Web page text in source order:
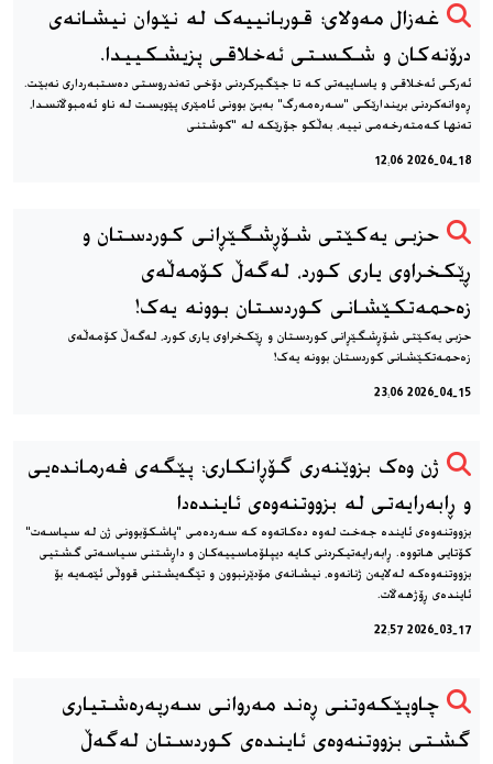
غەزال مەولای؛ قوربانییەک لە نێوان نیشانەی
درۆنەکان و شکستی ئەخلاقی پزیشکییدا.
ئەرکی ئەخلاقی و یاساییەتی کە تا جێگیرکردنی دۆخی تەندروستی دەستبەرداری نەبێت.
ڕەوانەکردنی بریندارێکی "سەرەمەرگ" بەبێ بوونی ئامێری پێویست لە ناو ئەمبوڵانسدا،
تەنها کەمتەرخەمی نییە، بەڵکو جۆرێکە لە "کوشتنی
2026-04-18 12:06
حزبی یەکێتی شۆڕشگێڕانی کوردستان و
ڕێکخراوی یاری کورد، له‌گه‌ڵ کۆمەڵەی
زەحمەتکێشانی کوردستان بوونه‌ یه‌ک!
حزبی یەکێتی شۆڕشگێڕانی کوردستان و ڕێکخراوی یاری کورد، له‌گه‌ڵ کۆمەڵەی
زەحمەتکێشانی کوردستان بوونه‌ یه‌ک!
2026-04-15 23:06
ژن وەک بزوێنەری گۆڕانکاری: پێگەی فەرماندەیی
و ڕابەرایەتی لە بزووتنەوەی ئایندەدا
بزووتنەوەی ئایندە جەخت لەوە دەکاتەوە کە سەردەمی "پاشکۆبوونی ژن لە سیاسەت"
کۆتایی هاتووە. ڕابەرایەتیکردنی کایە دیپلۆماسییەکان و داڕشتنی سیاسەتی گشتیی
بزووتنەوەکە لەلایەن ژنانەوە، نیشانەی مۆدێرنبوون و تێگەیشتنی قووڵی ئێمەیە بۆ
ئایندەی ڕۆژهەڵات.
2026-03-17 22:57
چاوپێکەوتنی ڕەند مەروانی سەرپەرەشتیاری
گشتی بزووتنەوەی ئایندەی کوردستان لەگەڵ